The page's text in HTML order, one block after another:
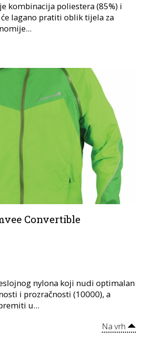
kombinacija poliestera (85%) i
će lagano pratiti oblik tijela za
Convertible
nylona koji nudi optimalan
i prozračnosti (10000), a
u...
Na vrh